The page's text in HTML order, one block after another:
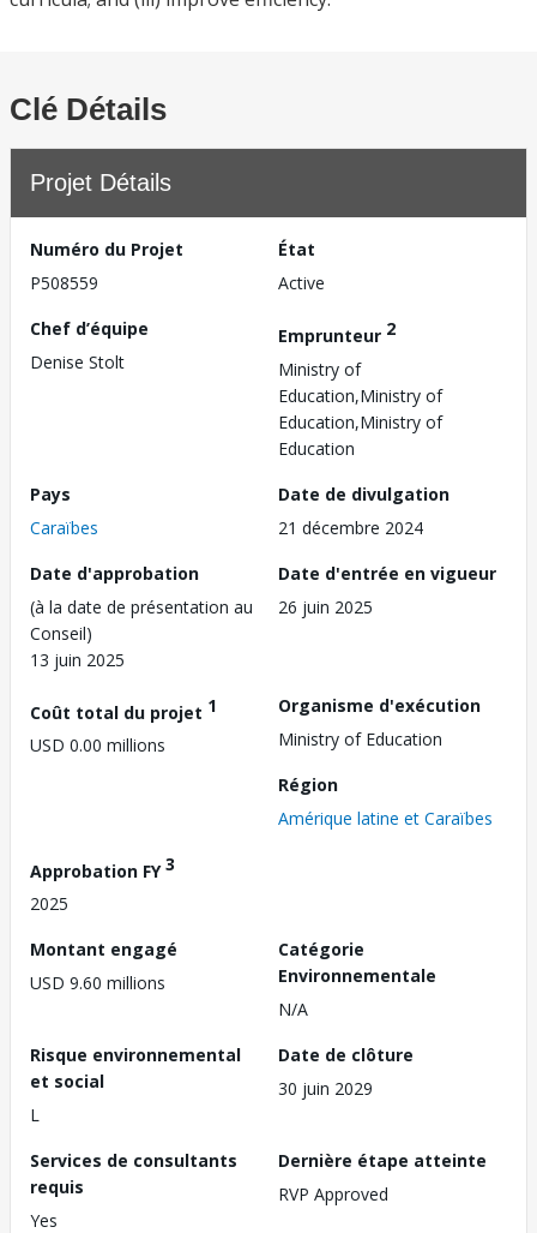
Clé Détails
Projet Détails
Numéro du Projet
P508559
État
Active
Chef d’équipe
Denise Stolt
Emprunteur 2
Ministry of
Education,Ministry of
Education,Ministry of
Education
Pays
Caraïbes
Date de divulgation
21 décembre 2024
Date d'approbation
(à la date de présentation au
Conseil)
13 juin 2025
Date d'entrée en vigueur
26 juin 2025
Coût total du projet 1
USD 0.00 millions
Organisme d'exécution
Ministry of Education
Région
Amérique latine et Caraïbes
Approbation FY3
2025
Montant engagé
USD 9.60 millions
Catégorie
Environnementale
N/A
Risque environnemental
et social
L
Date de clôture
30 juin 2029
Services de consultants
requis
Yes
Dernière étape atteinte
RVP Approved